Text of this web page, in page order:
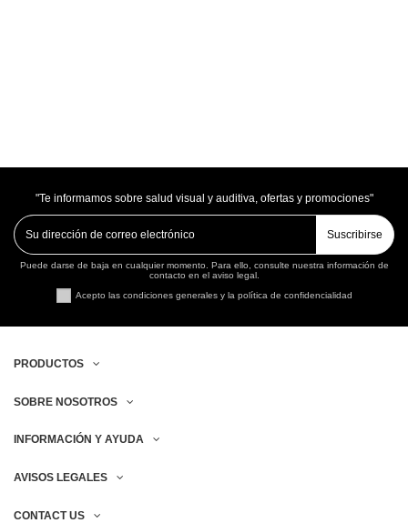
"Te informamos sobre salud visual y auditiva, ofertas y promociones"
Suscribirse
Puede darse de baja en cualquier momento. Para ello, consulte nuestra información de
contacto en el aviso legal.
Acepto las condiciones generales y la política de confidencialidad
PRODUCTOS
SOBRE NOSOTROS
INFORMACIÓN Y AYUDA
AVISOS LEGALES
CONTACT US